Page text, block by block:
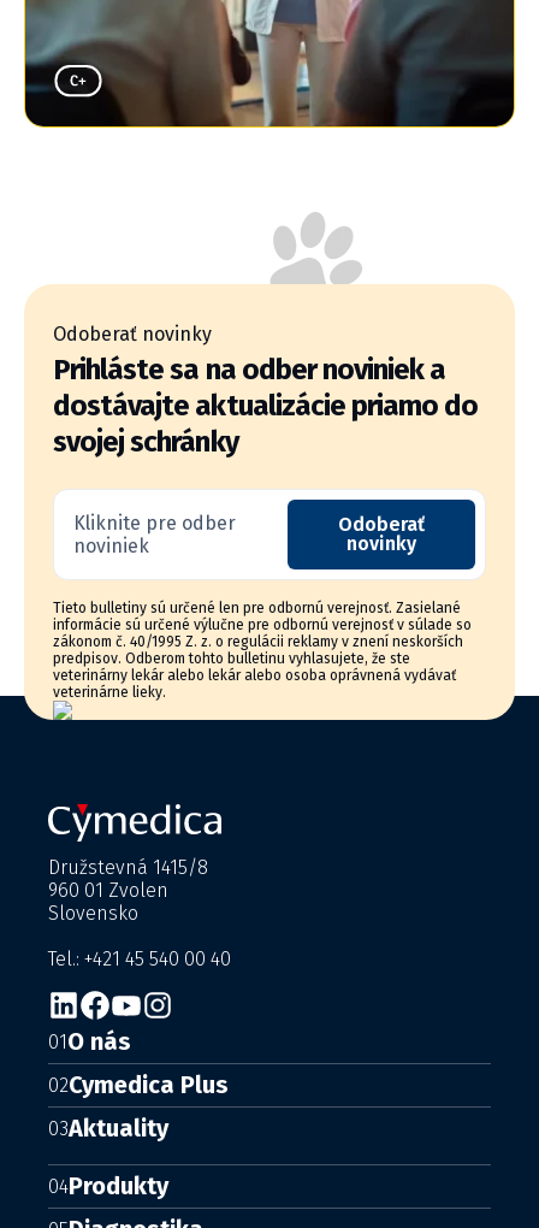
Odoberať novinky
Prihláste sa na odber noviniek a
dostávajte aktualizácie priamo do
svojej schránky
Kliknite pre odber
noviniek
Odoberať
novinky
Tieto bulletiny sú určené len pre odbornú verejnosť. Zasielané
informácie sú určené výlučne pre odbornú verejnosť v súlade so
zákonom č. 40/1995 Z. z. o regulácii reklamy v znení neskorších
predpisov. Odberom tohto bulletinu vyhlasujete, že ste
veterinárny lekár alebo lekár alebo osoba oprávnená vydávať
veterinárne lieky.
Družstevná 1415/8
960 01 Zvolen
Slovensko
Tel.: +421 45 540 00 40
01O nás
02Cymedica Plus
03Aktuality
04Produkty